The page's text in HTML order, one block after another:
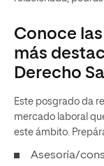
Conoce
más
Derecho
Este posgrado da
mercado laboral
este ámbito.
Asesoría/